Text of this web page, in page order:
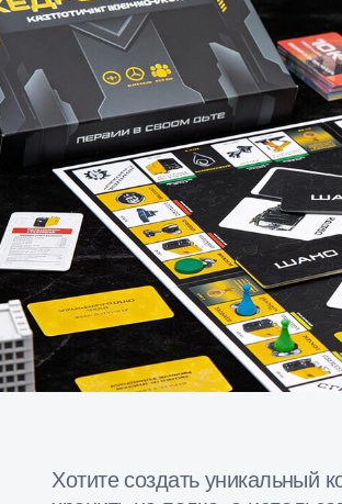
игры
Хотите создать уникальный
клиентами и продвижения бренда.